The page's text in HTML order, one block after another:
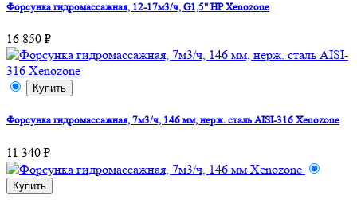
Форсунка гидромассажная, 12-17м3/ч, G1,5" НР Xenozone
16 850 ₽
Купить
Форсунка гидромассажная, 7м3/ч, 146 мм, нерж. сталь AISI-316 Xenozone
11 340 ₽
Купить